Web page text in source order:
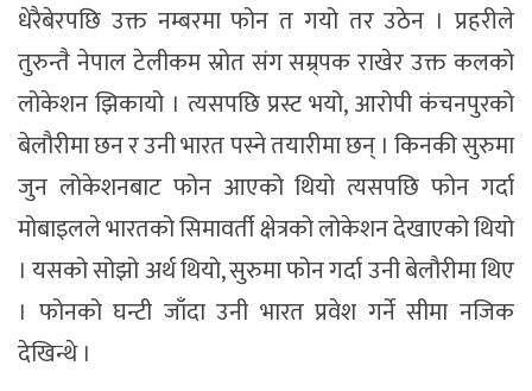
धेरैबेरपछि उक्त नम्बरमा फोन त गयो तर उठेन । प्रहरीले
तुरुन्तै नेपाल टेलीकम स्रोत संग सम्र्पक राखेर उक्त कलको
लोकेशन झिकायो । त्यसपछि प्रस्ट भयो, आरोपी कंचनपुरको
बेलौरीमा छन र उनी भारत पस्ने तयारीमा छन् । किनकी सुरुमा
जुन लोकेशनबाट फोन आएको थियो त्यसपछि फोन गर्दा
मोबाइलले भारतको सिमावर्ती क्षेत्रको लोकेशन देखाएको थियो
। यसको सोझो अर्थ थियो, सुरुमा फोन गर्दा उनी बेलौरीमा थिए
। फोनको घन्टी जाँदा उनी भारत प्रवेश गर्ने सीमा नजिक
देखिन्थे ।